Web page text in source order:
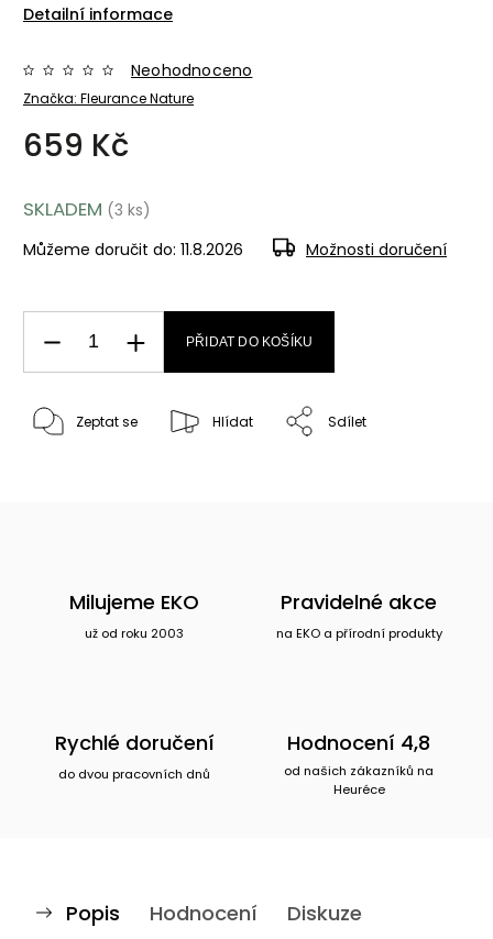
Detailní informace
Značka: Fleurance Nature
Neohodnoceno
659 Kč
SKLADEM (3 ks)
Můžeme doručit do: 11.8.2026 Možnosti doručení
PŘIDAT DO KOŠÍKU
Zeptat se Hlídat Sdílet
Milujeme EKO
už od roku 2003
Pravidelné akce
na EKO a přírodní produkty
Rychlé doručení
do dvou pracovních dnů
Hodnocení 4,8
od našich zákazníků na
Heuréce
Popis Hodnocení Diskuze